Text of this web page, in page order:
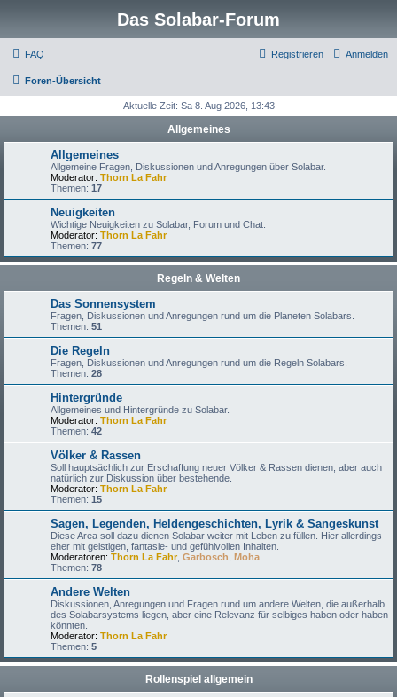
Das Solabar-Forum
FAQ Anmelden
Registrieren
Foren-Übersicht
Aktuelle Zeit: Sa 8. Aug 2026, 13:43
Allgemeines
Allgemeines
Allgemeine Fragen, Diskussionen und Anregungen über Solabar.
Moderator: Thorn La Fahr
Themen: 17
Neuigkeiten
Wichtige Neuigkeiten zu Solabar, Forum und Chat.
Moderator: Thorn La Fahr
Themen: 77
Regeln & Welten
Das Sonnensystem
Fragen, Diskussionen und Anregungen rund um die Planeten Solabars.
Themen: 51
Die Regeln
Fragen, Diskussionen und Anregungen rund um die Regeln Solabars.
Themen: 28
Hintergründe
Allgemeines und Hintergründe zu Solabar.
Moderator: Thorn La Fahr
Themen: 42
Völker & Rassen
Soll hauptsächlich zur Erschaffung neuer Völker & Rassen dienen, aber auch
natürlich zur Diskussion über bestehende.
Moderator: Thorn La Fahr
Themen: 15
Sagen, Legenden, Heldengeschichten, Lyrik & Sangeskunst
Diese Area soll dazu dienen Solabar weiter mit Leben zu füllen. Hier allerdings
eher mit geistigen, fantasie- und gefühlvollen Inhalten.
Moderatoren: Thorn La Fahr, Garbosch Moha
Themen: 78
Andere Welten
Diskussionen, Anregungen und Fragen rund um andere Welten, die außerhalb
des Solabarsystems liegen, aber eine Relevanz für selbiges haben oder haben
könnten.
Moderator: Thorn La Fahr
Themen: 5
Rollenspiel allgemein